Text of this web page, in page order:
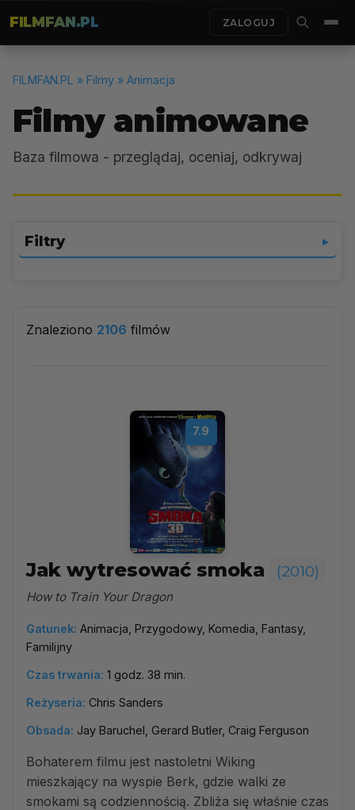
FILMFAN.PL ZALOGUJ
FILMFAN.PL » Filmy » Animacja
Filmy animowane
Baza filmowa - przeglądaj, oceniaj, odkrywaj
Filtry ▼
Znaleziono 2106 filmów
7.9
Jak wytresować smoka (2010)
How to Train Your Dragon
Gatunek: Animacja, Przygodowy, Komedia, Fantasy,
Familijny
Czas trwania: 1 godz. 38 min.
Reżyseria: Chris Sanders
Obsada: Jay Baruchel, Gerard Butler, Craig Ferguson
Bohaterem filmu jest nastoletni Wiking
mieszkający na wyspie Berk, gdzie walki ze
smokami są codziennością. Zbliża się właśnie czas